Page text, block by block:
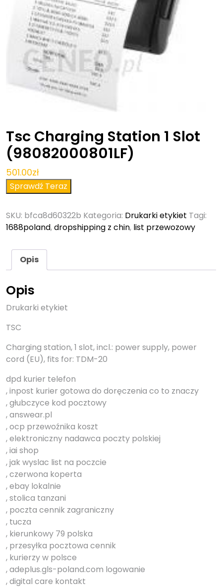
Tsc Charging Station 1 Slot
(98082000801LF)
501.00zł
Sprawdź Teraz
SKU: bfca8d60322b Kategoria: Drukarki etykiet Tagi:
1688poland,dropshipping z chin, list przewozowy
Opis
Opis
Drukarki etykiet
TSC
Charging station, 1 slot, incl.: power supply, power
cord (EU), fits for: TDM-20
dpd kurier telefon
, inpost kurier gotowa do doręczenia co to znaczy
, głubczyce kod pocztowy
, answear.pl
, ocp przewoźnika koszt
, elektroniczny nadawca poczty polskiej
, iai shop
, jak wyslac list na poczcie
, czerwona koperta
, ebay lokalnie
, stolica tanzani
, poczta cennik zagraniczny
, tucza
, kierunkowy 79 polska
, przesyłka pocztowa cennik
, kurierzy w polsce
, adeplus.gls-poland.com logowanie
, digital care kontakt